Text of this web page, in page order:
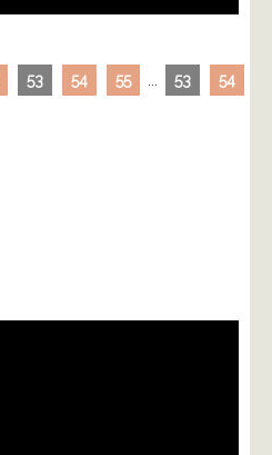
53 54 55 53 54